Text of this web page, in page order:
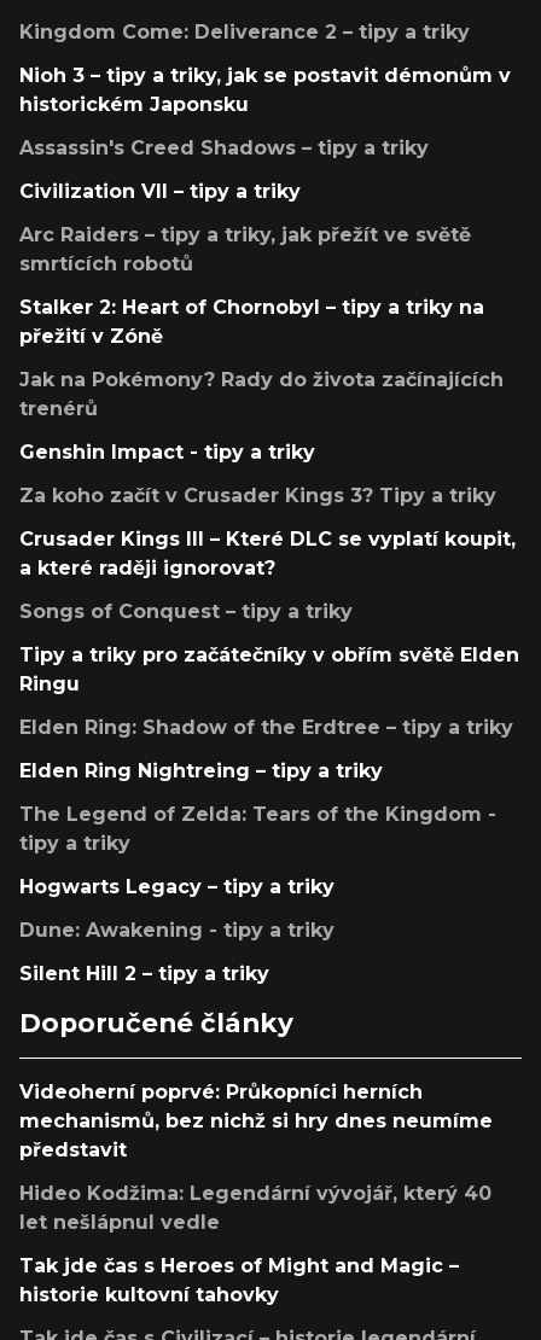
Kingdom Come: Deliverance 2 – tipy a triky
Nioh 3 – tipy a triky, jak se postavit démonům v
historickém Japonsku
Assassin's Creed Shadows – tipy a triky
Civilization VII – tipy a triky
Arc Raiders – tipy a triky, jak přežít ve světě
smrtících robotů
Stalker 2: Heart of Chornobyl – tipy a triky na
přežití v Zóně
Jak na Pokémony? Rady do života začínajících
trenérů
Genshin Impact - tipy a triky
Za koho začít v Crusader Kings 3? Tipy a triky
Crusader Kings III – Které DLC se vyplatí koupit,
a které raději ignorovat?
Songs of Conquest – tipy a triky
Tipy a triky pro začátečníky v obřím světě Elden
Ringu
Elden Ring: Shadow of the Erdtree – tipy a triky
Elden Ring Nightreing – tipy a triky
The Legend of Zelda: Tears of the Kingdom -
tipy a triky
Hogwarts Legacy – tipy a triky
Dune: Awakening - tipy a triky
Silent Hill 2 – tipy a triky
Doporučené články
Videoherní poprvé: Průkopníci herních
mechanismů, bez nichž si hry dnes neumíme
představit
Hideo Kodžima: Legendární vývojář, který 40
let nešlápnul vedle
Tak jde čas s Heroes of Might and Magic –
historie kultovní tahovky